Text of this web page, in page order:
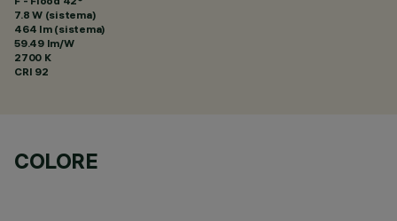
7.8 W (sistema)
464 lm (sistema)
59.49 lm/W
2700 K
CRI 92
COLORE